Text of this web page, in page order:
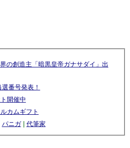
の創造主「暗黒皇帝ガナサダイ」出
番号発表！
開催中
カムギフト
パニガ| 代筆家